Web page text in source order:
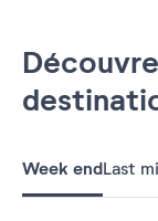
Week endLast